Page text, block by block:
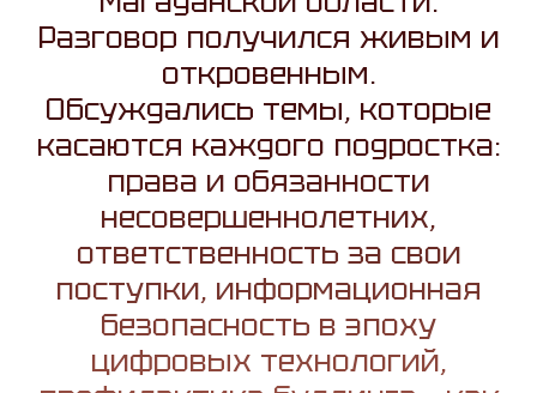
Разговор получился живым и
откровенным.
Обсуждались темы, которые
касаются каждого подростка:
права и обязанности
несовершеннолетних,
ответственность за свои
поступки, информационная
безопасность в эпоху
цифровых технологий,